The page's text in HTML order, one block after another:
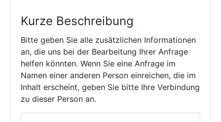
Kurze Beschreibung
Bitte geben Sie alle zusätzlichen Informationen
an, die uns bei der Bearbeitung Ihrer Anfrage
helfen könnten. Wenn Sie eine Anfrage im
Namen einer anderen Person einreichen, die im
Inhalt erscheint, geben Sie bitte Ihre Verbindung
zu dieser Person an.